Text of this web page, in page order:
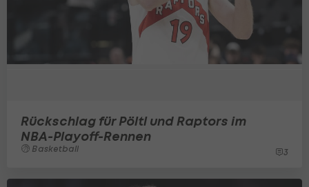
Rückschlag für Pöltl und Raptors im
NBA-Playoff-Rennen
Basketball 3